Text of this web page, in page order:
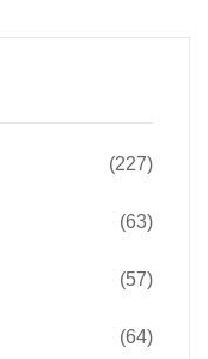
(227)
(63)
(57)
(64)